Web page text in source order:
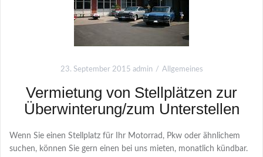
23. September 2015 admin Allgemeines
Vermietung von Stellplätzen zur
Überwinterung/zum Unterstellen
Wenn Sie einen Stellplatz für Ihr Motorrad, Pkw oder ähnlichem
suchen, können Sie gern einen bei uns mieten, monatlich kündbar.